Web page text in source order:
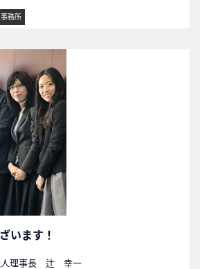
務所
います！
人理事長 辻 幸一